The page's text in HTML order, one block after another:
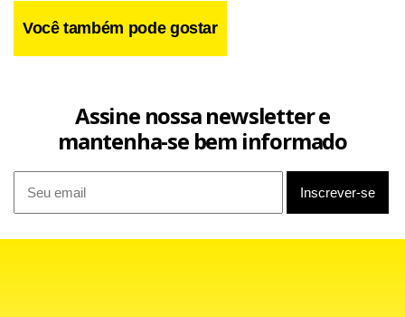
nos preocupa. Os juízes precisam ter mais critério no uso
de monitoração do sistema carcerário do CNJ, Luciano
Losekann, citado em comunicado.
Você também pode gostar
Assine nossa newsletter e
mantenha-se bem informado